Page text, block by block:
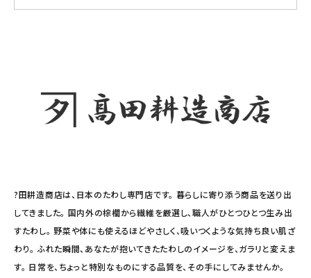
?田耕造商店は、日本のたわし専門店です。 暮らしに寄り添う商品を送り出
してきました。 国内外の棕櫚から繊維を厳選し、職人がひとつひとつ生み出
すたわし。 野菜や体にも使えるほどやさしく、吸いつくような気持ち良い肌ざ
わり。 ふれた瞬間、あなたが抱いてきたたわしのイメージを、ガラリと変えま
す。 日常を、ちょっと特別なものにする品質を、その手にしてみませんか。